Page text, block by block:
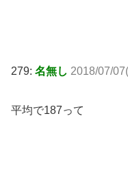
279: 名無し 2018/07/
平均で187って